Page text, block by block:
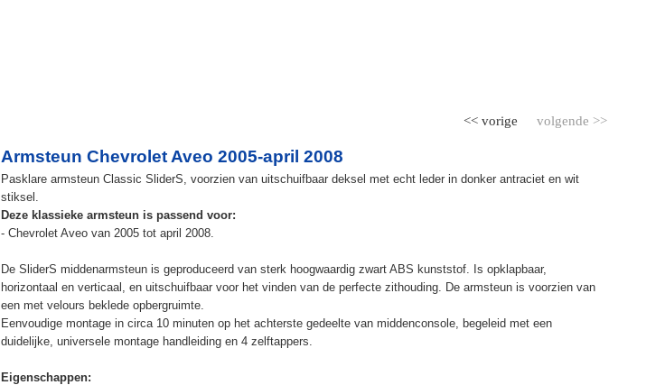
volgende >>
<< vorige
Armsteun Chevrolet Aveo 2005-april 2008
Pasklare armsteun Classic SliderS, voorzien van uitschuifbaar deksel met echt leder in donker antraciet en wit
stiksel.
Deze klassieke armsteun is passend voor:
- Chevrolet Aveo van 2005 tot april 2008.
De SliderS middenarmsteun is geproduceerd van sterk hoogwaardig zwart ABS kunststof. Is opklapbaar,
horizontaal en verticaal, en uitschuifbaar voor het vinden van de perfecte zithouding. De armsteun is voorzien van
een met velours beklede opbergruimte.
Eenvoudige montage in circa 10 minuten op het achterste gedeelte van middenconsole, begeleid met een
duidelijke, universele montage handleiding en 4 zelftappers.
Eigenschappen: